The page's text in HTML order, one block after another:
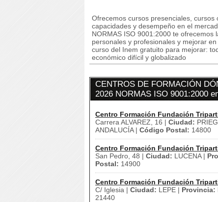
Ofrecemos cursos presenciales,
capacidades y desempeño en el
NORMAS ISO 9001:2000 te
personales y profesionales y mejorar
curso del Inem gratuito para mejorar:
económico difícil y globalizado
CENTROS DE FORMACIÓN
2026 NORMAS ISO 9001:2000
Centro Formación Fundación
Carrera ALVAREZ, 16 | Ciudad:
ANDALUCÍA | Código Postal: 14800
Centro Formación Fundación
San Pedro, 48 | Ciudad: LUCENA |
Postal: 14900
Centro Formación Fundación
C/ Iglesia | Ciudad: LEPE | Provincia:
21440